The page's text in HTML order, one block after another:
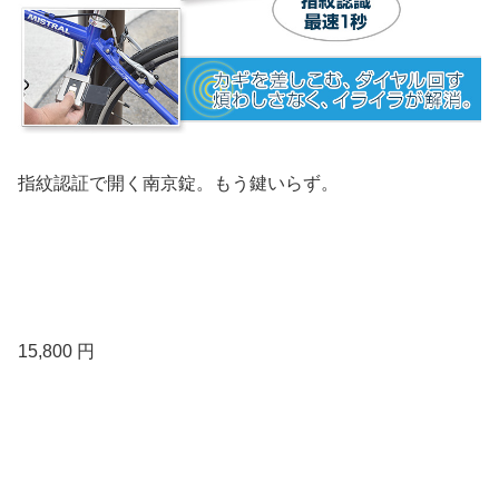
指紋認証で開く南京錠。もう鍵いらず。
15,800 円